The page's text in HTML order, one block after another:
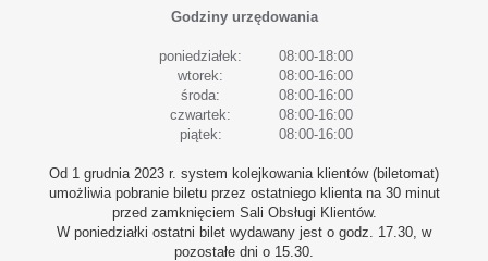
Godziny urzędowania
poniedziałek:
08:00-18:00
wtorek:
08:00-16:00
środa:
08:00-16:00
czwartek:
08:00-16:00
piątek:
08:00-16:00
Od 1 grudnia 2023 r. system kolejkowania klientów (biletomat)
umożliwia pobranie biletu przez ostatniego klienta na 30 minut
przed zamknięciem Sali Obsługi Klientów.
W poniedziałki ostatni bilet wydawany jest o godz. 17.30, w
pozostałe dni o 15.30.